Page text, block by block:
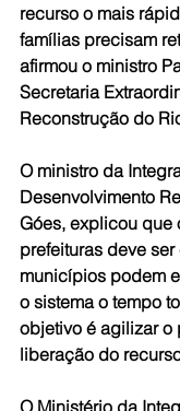
recurso o mais
famílias precisam
afirmou o ministro
Secretaria
Reconstrução do
O ministro da
Desenvolvimento
Góes, explicou que
prefeituras deve ser
municípios podem
o sistema o tempo
objetivo é agilizar o
liberação do